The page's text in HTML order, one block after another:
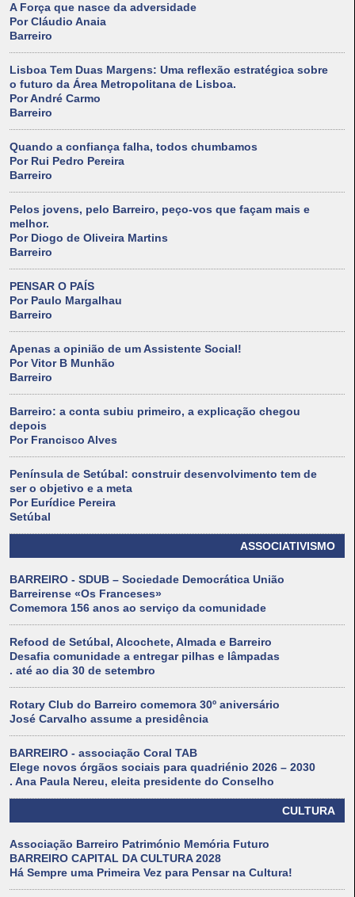
A Força que nasce da adversidade
Por Cláudio Anaia
Barreiro
Lisboa Tem Duas Margens: Uma reflexão estratégica sobre
o futuro da Área Metropolitana de Lisboa.
Por André Carmo
Barreiro
Quando a confiança falha, todos chumbamos
Por Rui Pedro Pereira
Barreiro
Pelos jovens, pelo Barreiro, peço-vos que façam mais e
melhor.
Por Diogo de Oliveira Martins
Barreiro
PENSAR O PAÍS
Por Paulo Margalhau
Barreiro
Apenas a opinião de um Assistente Social!
Por Vitor B Munhão
Barreiro
Barreiro: a conta subiu primeiro, a explicação chegou
depois
Por Francisco Alves
Península de Setúbal: construir desenvolvimento tem de
ser o objetivo e a meta
Por Eurídice Pereira
Setúbal
ASSOCIATIVISMO
BARREIRO - SDUB – Sociedade Democrática União
Barreirense «Os Franceses»
Comemora 156 anos ao serviço da comunidade
Refood de Setúbal, Alcochete, Almada e Barreiro
Desafia comunidade a entregar pilhas e lâmpadas
. até ao dia 30 de setembro
Rotary Club do Barreiro comemora 30º aniversário
José Carvalho assume a presidência
BARREIRO - associação Coral TAB
Elege novos órgãos sociais para quadriénio 2026 – 2030
. Ana Paula Nereu, eleita presidente do Conselho
CULTURA
Associação Barreiro Património Memória Futuro
BARREIRO CAPITAL DA CULTURA 2028
Há Sempre uma Primeira Vez para Pensar na Cultura!